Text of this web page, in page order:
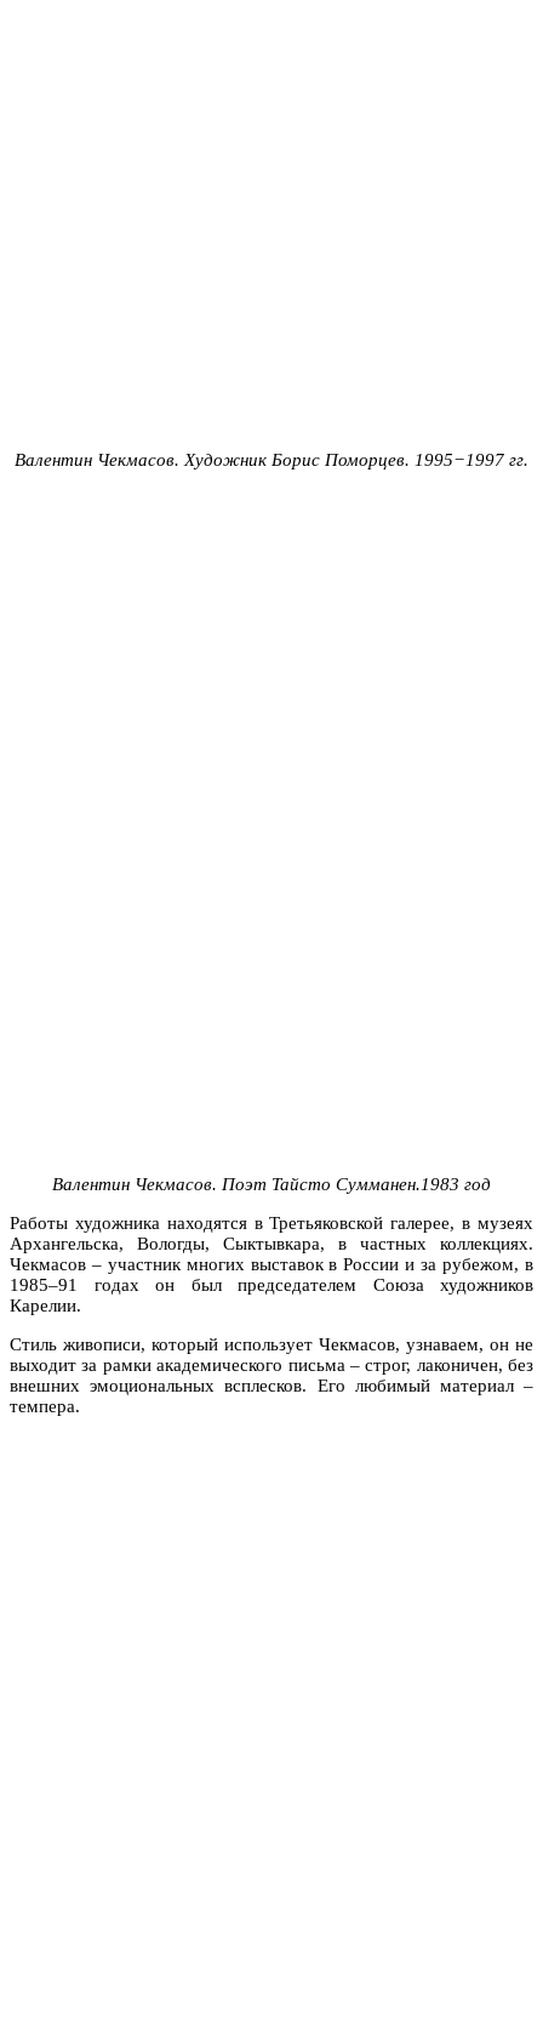
Валентин Чекмасов. Художник Борис Поморцев. 1995−1997 гг.
Валентин Чекмасов. Поэт Тайсто Сумманен.1983 год
Работы художника находятся в Третьяковской галерее, в музеях
Архангельска, Вологды, Сыктывкара, в частных коллекциях.
Чекмасов – участник многих выставок в России и за рубежом, в
1985–91 годах он был председателем Союза художников
Карелии.
Стиль живописи, который использует Чекмасов, узнаваем, он не
выходит за рамки академического письма – строг, лаконичен, без
внешних эмоциональных всплесков. Его любимый материал –
темпера.